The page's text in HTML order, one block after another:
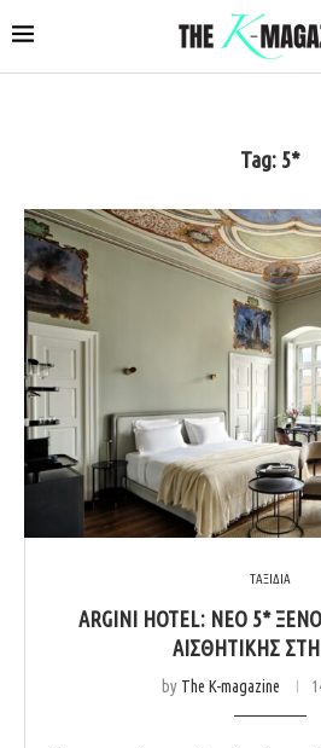
Tag: 5*
ΤΑΞΙΔΙΑ
ARGINI HOTEL: ΝΕΟ 5*
ΑΙΣΘΗΤΙΚΗΣ
by The K-magazine